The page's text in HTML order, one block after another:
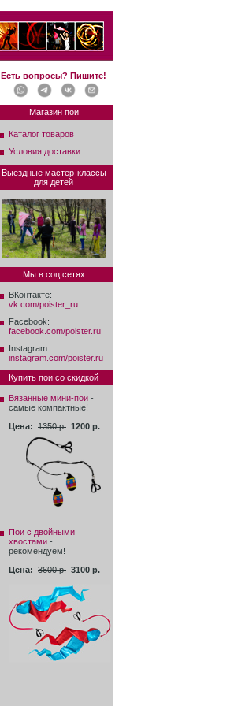
Есть вопросы? Пишите!
Магазин пои
Каталог товаров
Условия доставки
Выездные мастер-классы
для детей
Мы в соц.сетях
ВКонтакте:
vk.com/poister_ru
Facebook:
facebook.com/poister.ru
Instagram:
instagram.com/poister.ru
Купить пои со скидкой
Вязанные мини-пои -
самые компактные!
Цена: 1350 р. 1200 р.
Пои с двойными
хвостами -
рекомендуем!
Цена: 3600 р. 3100 р.